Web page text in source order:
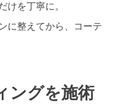
けを丁寧に。
に整えてから、コーテ
ングを施術